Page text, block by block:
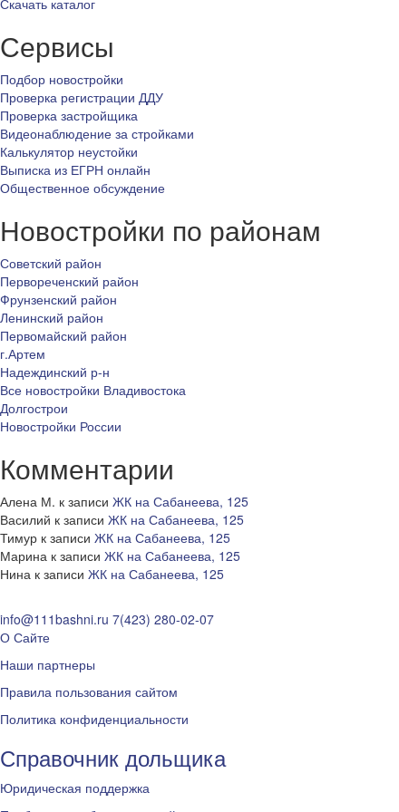
Скачать каталог
Сервисы
Подбор новостройки
Проверка регистрации ДДУ
Проверка застройщика
Видеонаблюдение за стройками
Калькулятор неустойки
Выписка из ЕГРН онлайн
Общественное обсуждение
Новостройки по районам
Советский район
Первореченский район
Фрунзенский район
Ленинский район
Первомайский район
г.Артем
Надеждинский р-н
Все новостройки Владивостока
Долгострои
Новостройки России
Комментарии
Алена М. к записи ЖК на Сабанеева, 125
Василий к записи ЖК на Сабанеева, 125
Тимур к записи ЖК на Сабанеева, 125
Марина к записи ЖК на Сабанеева, 125
Нина к записи ЖК на Сабанеева, 125
info@111bashni.ru 7(423) 280-02-07
О Сайте
Наши партнеры
Правила пользования сайтом
Политика конфиденциальности
Справочник дольщика
Юридическая поддержка